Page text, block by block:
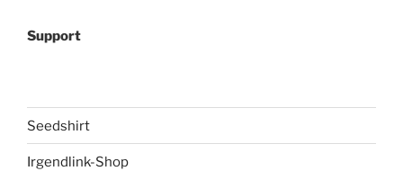
Support
Seedshirt
Irgendlink-Shop